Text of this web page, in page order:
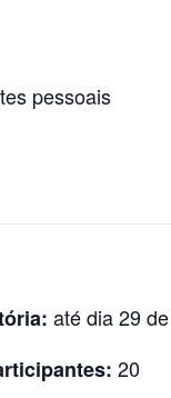
pessoais
até dia 29
20